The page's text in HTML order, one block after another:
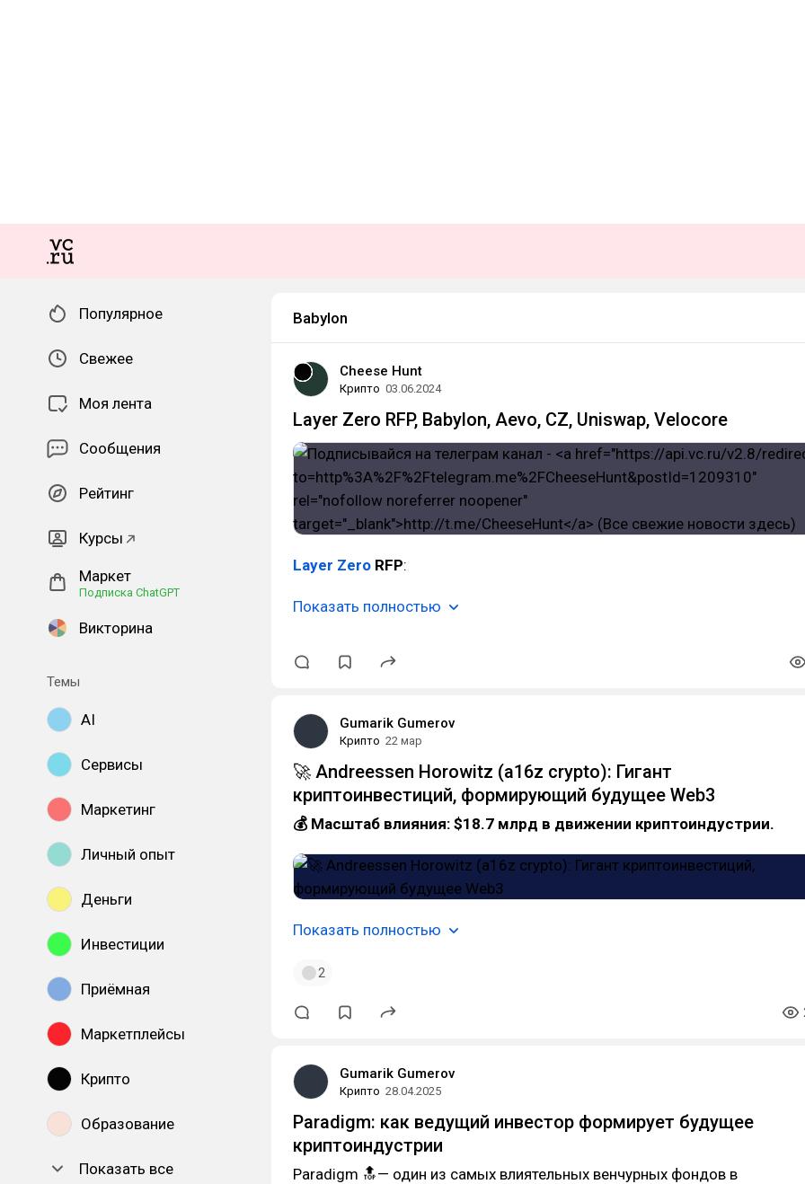
Популярное
Свежее
Моя лента
Сообщения
Рейтинг
Курсы
Маркет
Подписка ChatGPT
Викторина
Темы
AI
Сервисы
Маркетинг
Личный опыт
Деньги
Инвестиции
Приёмная
Маркетплейсы
Крипто
Образование
Показать все
Babylon
Cheese Hunt
Крипто 03.06.2024
Layer Zero RFP, Babylon, Aevo, CZ, Uniswap, Velocore
Layer Zero RFP:
Показать полностью
Gumarik Gumerov
Крипто 22 мар
🚀 Andreessen Horowitz (a16z crypto): Гигант
криптоинвестиций, формирующий будущее Web3
💰 Масштаб влияния: $18.7 млрд в движении криптоиндустрии.
Показать полностью
2
Gumarik Gumerov
Крипто 28.04.2025
Paradigm: как ведущий инвестор формирует будущее
криптоиндустрии
Paradigm 🔝— один из самых влиятельных венчурных фондов в